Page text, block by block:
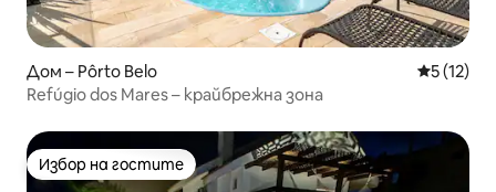
Дом – Pôrto Belo Средна
5 (12)
Refúgio dos Mares – крайбрежна зона
Избор на гостите
Избор на гостите